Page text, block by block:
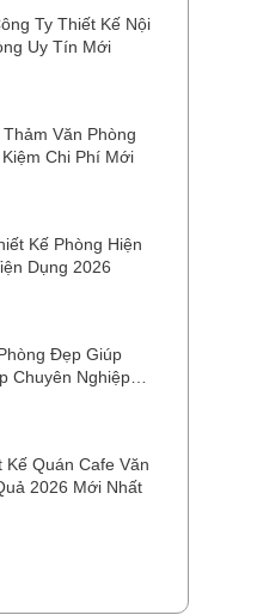
Ty Thiết Kế Nội
Uy Tín Mới
Văn Phòng
Chi Phí Mới
Kế Phòng Hiện
Dụng 2026
Đẹp Giúp
Chuyên Nghiệp
Kế Quán Cafe Văn
2026 Mới Nhất